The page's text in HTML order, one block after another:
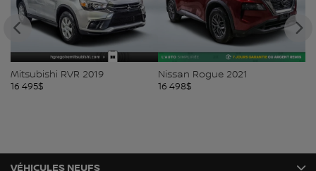
Mitsubishi RVR 2019
16 495$
Nissan Rogue 2021
16 498$
VÉHICULES NEUFS